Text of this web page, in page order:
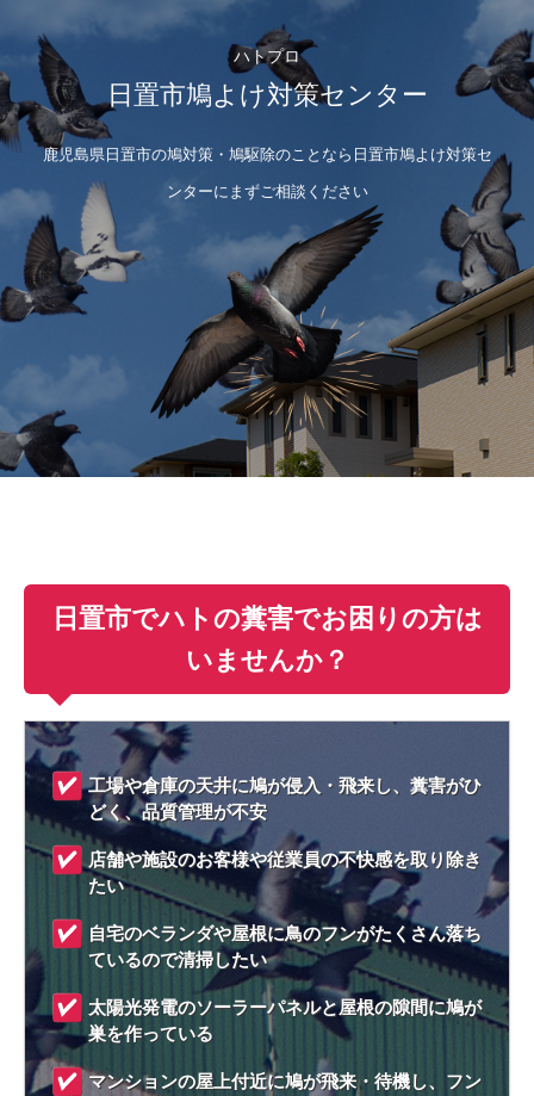
ハトプロ
日置市鳩よけ対策センター
鹿児島県日置市の鳩対策・鳩駆除のことなら日置市鳩よけ対策セ
ンターにまずご相談ください
日置市でハトの糞害でお困りの方は
いませんか？
工場や倉庫の天井に鳩が侵入・飛来し、糞害がひ
どく、品質管理が不安
店舗や施設のお客様や従業員の不快感を取り除き
たい
自宅のベランダや屋根に鳥のフンがたくさん落ち
ているので清掃したい
太陽光発電のソーラーパネルと屋根の隙間に鳩が
巣を作っている
マンションの屋上付近に鳩が飛来・待機し、フン